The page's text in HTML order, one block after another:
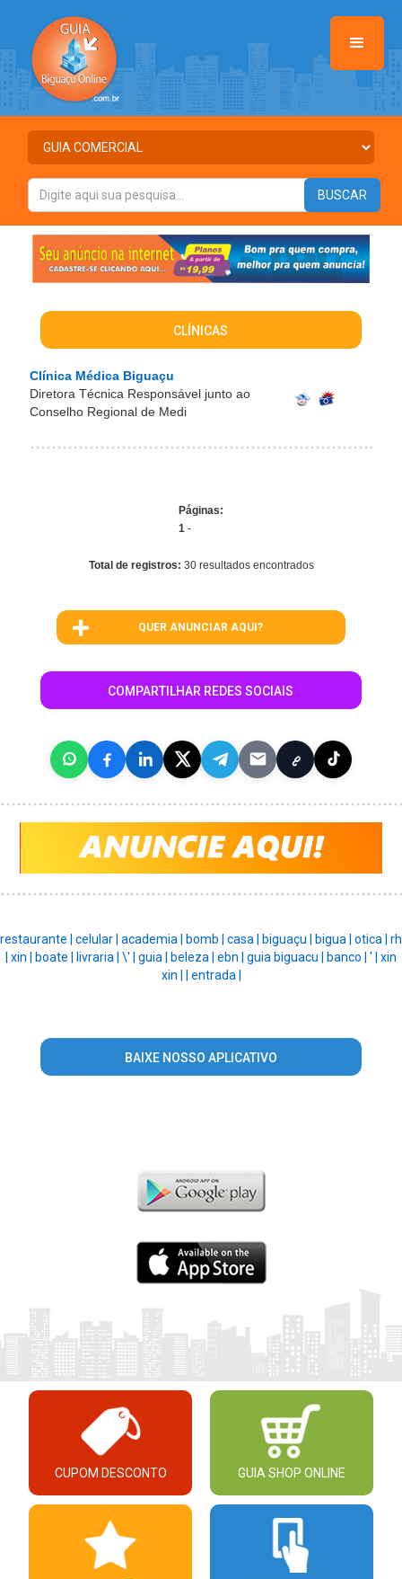
CLÍNICAS
Clínica Médica Biguaçu
Diretora Técnica Responsável junto ao
Conselho Regional de Medi
Páginas:
1 -
Total de registros: 30 resultados encontrados
QUER ANUNCIAR AQUI?
COMPARTILHAR REDES SOCIAIS
restaurante | celular | academia | bomb | casa | biguaçu | bigua | otica | rh
| xin | boate | livraria | \' | guia | beleza | ebn | guia biguacu | banco | ' | xin
xin | | entrada |
BAIXE NOSSO APLICATIVO
CUPOM DESCONTO GUIA SHOP ONLINE